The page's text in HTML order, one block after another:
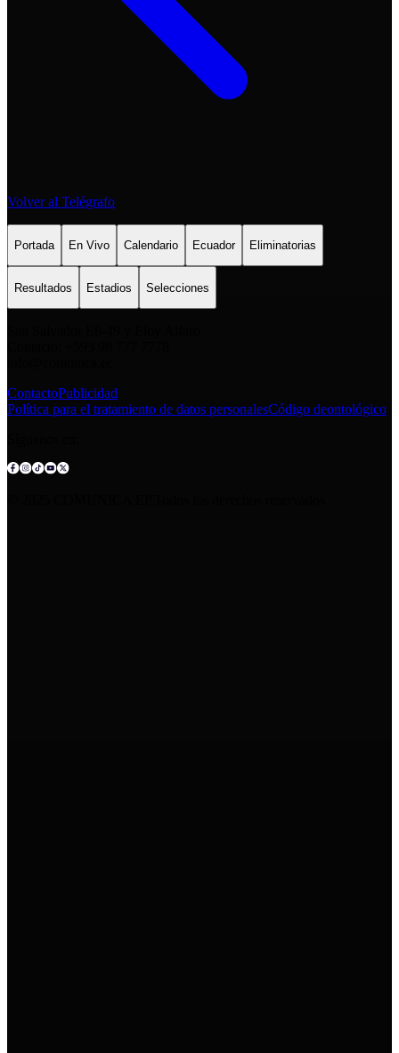
Volver al Telégrafo
Portada En Vivo Calendario Ecuador Eliminatorias
Resultados Estadios Selecciones
ContactoPublicidad
Política para el tratamiento de datos personalesCódigo deontológico